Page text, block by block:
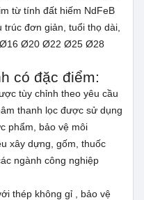
từ tính đất hiếm NdFeB
đơn giản, tuổi thọ dài,
Ø16 Ø20 Ø22 Ø25 Ø28
có đặc điểm:
tùy chỉnh theo yêu cầu
thanh lọc được sử dụng
phẩm, bảo vệ môi
xây dựng, gốm, thuốc
ngành công nghiệp
thép không gỉ , bảo vệ